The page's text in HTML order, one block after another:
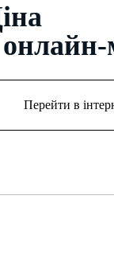
Перейти в